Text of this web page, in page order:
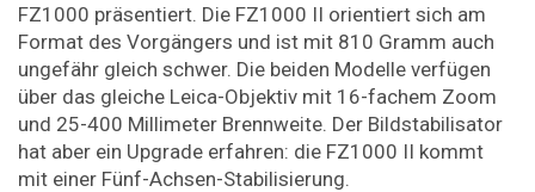
FZ1000 präsentiert. Die FZ1000 II orientiert sich am
Format des Vorgängers und ist mit 810 Gramm auch
ungefähr gleich schwer. Die beiden Modelle verfügen
über das gleiche Leica-Objektiv mit 16-fachem Zoom
und 25-400 Millimeter Brennweite. Der Bildstabilisator
hat aber ein Upgrade erfahren: die FZ1000 II kommt
mit einer Fünf-Achsen-Stabilisierung.